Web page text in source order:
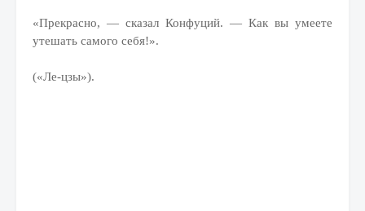
«Прекрасно, — сказал Конфуций. — Как вы умеете
утешать самого себя!».
(«Ле-цзы»).